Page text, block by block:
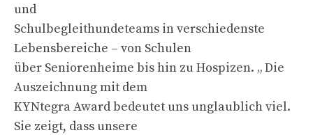
und
Schulbegleithundeteams in verschiedenste
Lebensbereiche – von Schulen
über Seniorenheime bis hin zu Hospizen. „ Die
Auszeichnung mit dem
KYNtegra Award bedeutet uns unglaublich viel.
Sie zeigt, dass unsere